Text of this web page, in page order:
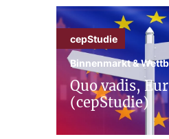
cepStudie
Binnenmarkt &
Quo vadis,
(cepStudie)